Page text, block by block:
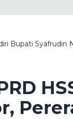
Bupati Syafrudin